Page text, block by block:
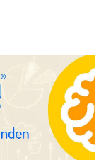
para el
producto multiplica